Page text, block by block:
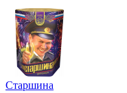
Старшина